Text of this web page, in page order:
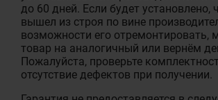
до 60 дней. Если будет установлено,
вышел из строя по вине
возможности его отремонтировать,
товар на аналогичный или вернём
Пожалуйста, проверьте
отсутствие дефектов при получении.